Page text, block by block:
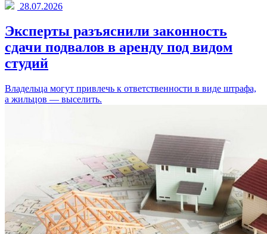
28.07.2026
Эксперты разъяснили законность
сдачи подвалов в аренду под видом
студий
Владельца могут привлечь к ответственности в виде штрафа,
а жильцов — выселить.